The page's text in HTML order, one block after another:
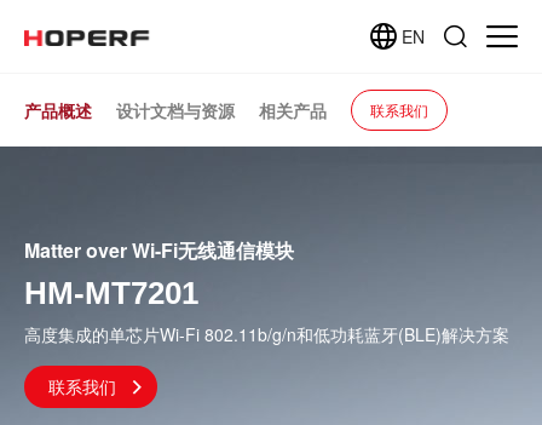
EN
产品概述 设计文档与资源 相关产品 联系我们
Matter over Wi-Fi无线通信模块
HM-MT7201
高度集成的单芯片Wi-Fi 802.11b/g/n和低功耗蓝牙(BLE)解决方案
联系我们